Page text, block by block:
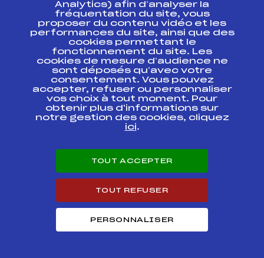
FDAM0042 CHALLENGE LALITE FFS
FIS0074 COUPE CONTINENTALE FFS
FMJM0681
COUPE DE FRANCE
JUNIORS SENIORS
FFS
FMJM0682
COUPE DE FRANCE
JUNIORS SENIORS
FFS
FSAM0022 FFS
FDAM0011 FFS
SKATE
Analytics) afin d’analyser la
fréquentation du site, vous
proposer du contenu vidéo et les
performances du site, ainsi que des
cookies permettant le
fonctionnement du site. Les
cookies de mesure d’audience ne
sont déposés qu’avec votre
consentement. Vous pouvez
accepter, refuser ou personnaliser
vos choix à tout moment. Pour
obtenir plus d'informations sur
notre gestion des cookies, cliquez
ici.
TOUT ACCEPTER
TOUT REFUSER
PERSONNALISER